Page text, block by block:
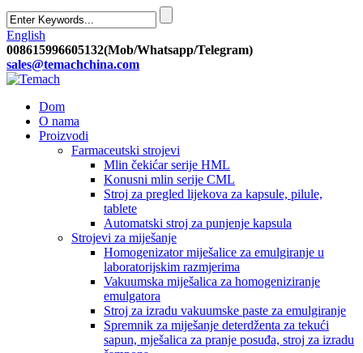
English
008615996605132(Mob/Whatsapp/Telegram)
sales@temachchina.com
Dom
O nama
Proizvodi
Farmaceutski strojevi
Mlin čekićar serije HML
Konusni mlin serije CML
Stroj za pregled lijekova za kapsule, pilule,
tablete
Automatski stroj za punjenje kapsula
Strojevi za miješanje
Homogenizator miješalice za emulgiranje u
laboratorijskim razmjerima
Vakuumska miješalica za homogeniziranje
emulgatora
Stroj za izradu vakuumske paste za emulgiranje
Spremnik za miješanje deterdženta za tekući
sapun, mješalica za pranje posuđa, stroj za izradu